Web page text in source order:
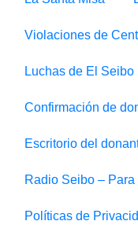
Violaciones de
Luchas de El Seibo
Confirmación de
Escritorio del
Radio Seibo –
Políticas de